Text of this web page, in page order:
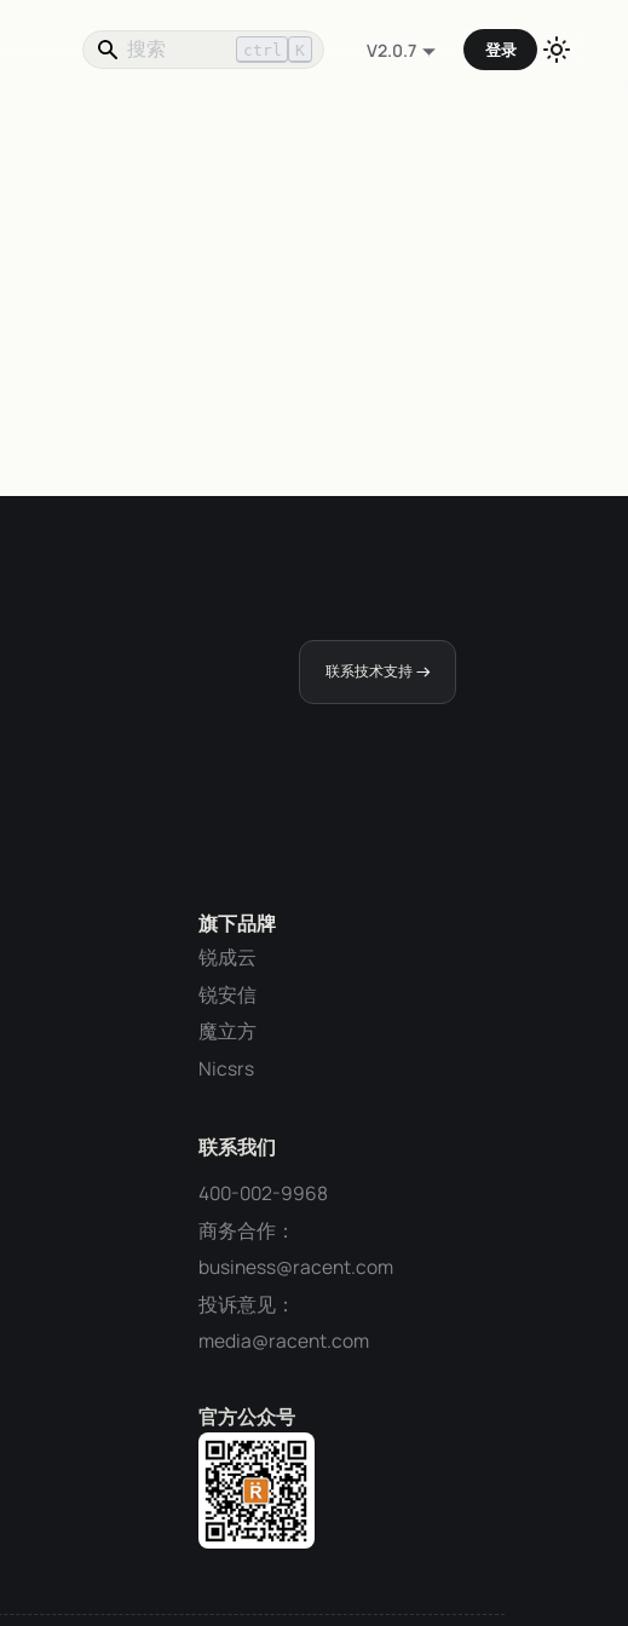
ctrl K V2.0.7 登录
联系技术支持
旗下品牌
锐成云
锐安信
魔立方
Nicsrs
联系我们
400-002-9968
商务合作：
business@racent.com
投诉意见：
media@racent.com
官方公众号